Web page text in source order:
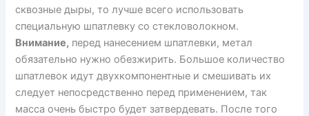
сквозные дыры, то лучше всего использовать
специальную шпатлевку со стекловолокном.
Внимание, перед нанесением шпатлевки, метал
обязательно нужно обезжирить. Большое количество
шпатлевок идут двухкомпонентные и смешивать их
следует непосредственно перед применением, так
масса очень быстро будет затвердевать. После того